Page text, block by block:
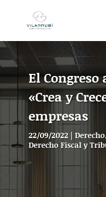
El
«Crea y
empresas
22/09/2022 | Derecho
Derecho Fiscal y